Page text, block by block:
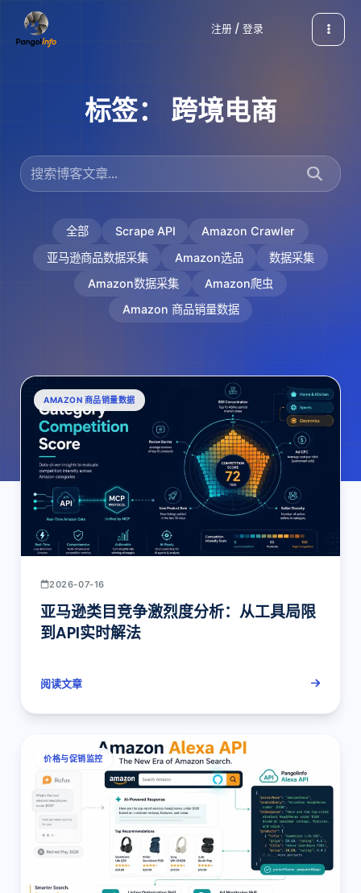
注册 / 登录
标签： 跨境电商
全部 Scrape API
Amazon Crawler
亚马逊商品数据采集
Amazon选品
数据采集
Amazon数据采集
Amazon爬虫
Amazon 商品销量数据
AMAZON 商品销量数据
2026-07-16
亚马逊类目竞争激烈度分析：从工具局限
到API实时解法
阅读文章
价格与促销监控